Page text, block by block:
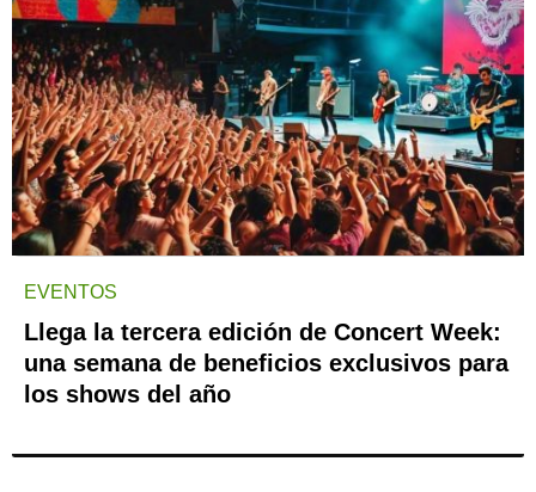
EVENTOS
Llega la tercera edición de Concert Week:
una semana de beneficios exclusivos para
los shows del año